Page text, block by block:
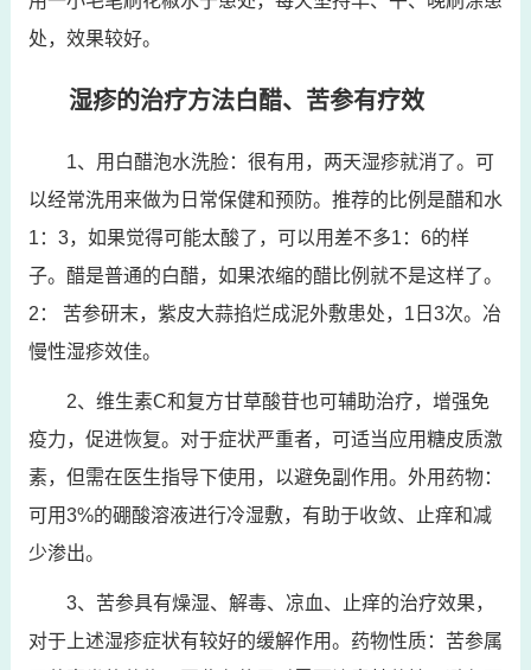
处，效果较好。
湿疹的治疗方法白醋、苦参有疗效
1、用白醋泡水洗脸：很有用，两天湿疹就消了。可
以经常洗用来做为日常保健和预防。推荐的比例是醋和水
1：3，如果觉得可能太酸了，可以用差不多1：6的样
子。醋是普通的白醋，如果浓缩的醋比例就不是这样了。
2： 苦参研末，紫皮大蒜掐烂成泥外敷患处，1日3次。冶
慢性湿疹效佳。
2、维生素C和复方甘草酸苷也可辅助治疗，增强免
疫力，促进恢复。对于症状严重者，可适当应用糖皮质激
素，但需在医生指导下使用，以避免副作用。外用药物：
可用3%的硼酸溶液进行冷湿敷，有助于收敛、止痒和减
少渗出。
3、苦参具有燥湿、解毒、凉血、止痒的治疗效果，
对于上述湿疹症状有较好的缓解作用。药物性质：苦参属